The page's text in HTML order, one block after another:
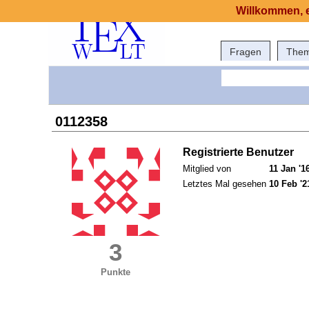
Fragen
0112358
3
Punkte
Registrierte Benutzer
Mitglied von
11 Jan
Letztes Mal gesehen 10 Feb
Willkommen,